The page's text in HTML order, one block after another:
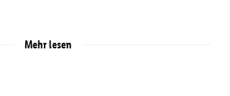
Mehr lesen